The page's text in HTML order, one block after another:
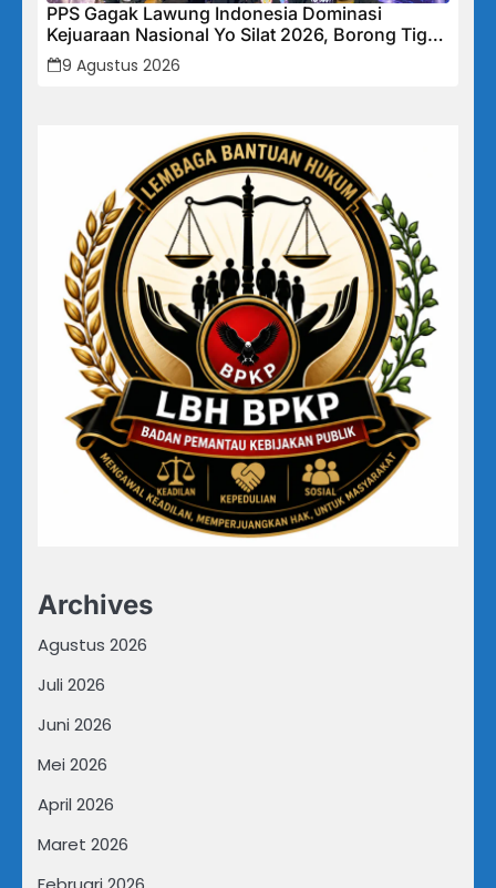
PPS Gagak Lawung Indonesia Dominasi
Kejuaraan Nasional Yo Silat 2026, Borong Tiga
Medali Emas
9 Agustus 2026
Archives
Agustus 2026
Juli 2026
Juni 2026
Mei 2026
April 2026
Maret 2026